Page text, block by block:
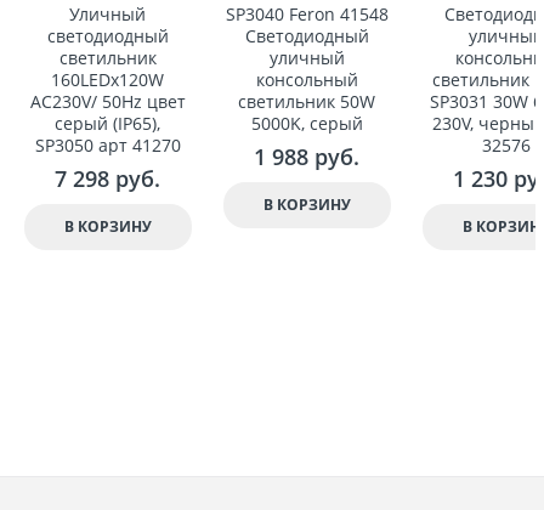
Уличный
светодиодный
светильник
160LEDx120W
AC230V/ 50Hz цвет
серый (IP65),
SP3050 арт 41270
7 298 руб.
В КОРЗИНУ
SP3040 Feron 41548
Светодиодный
уличный
консольный
светильник 50W
5000K, серый
1 988 руб.
В КОРЗИНУ
уличный
светильник
SP3031 30W
230V,
32576
1 230
В